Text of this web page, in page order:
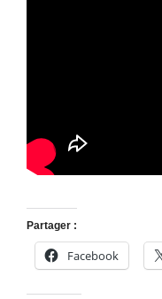
Partager :
Facebook